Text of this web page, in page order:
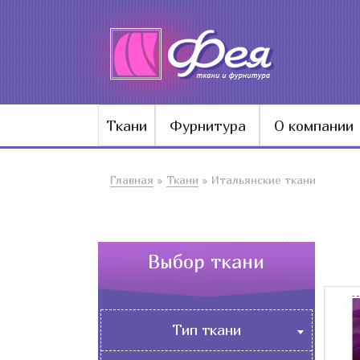
Ткани Фурнитура О компании
Главная » Ткани » Итальянские ткани
Выбор ткани
Тип ткани